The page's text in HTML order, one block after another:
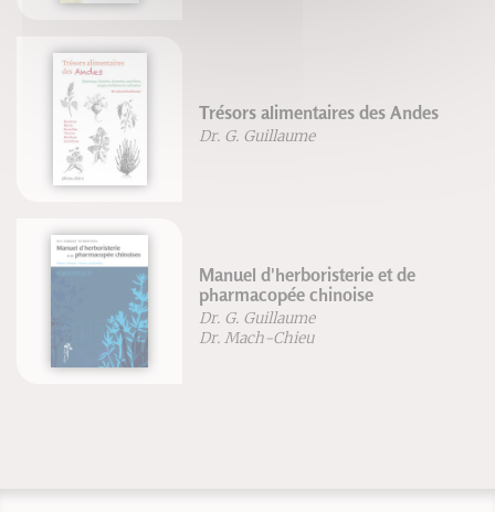
Trésors alimentaires des Andes
Dr. G. Guillaume
Manuel d'herboristerie et de
pharmacopée chinoise
Dr. G. Guillaume
Dr. Mach-Chieu